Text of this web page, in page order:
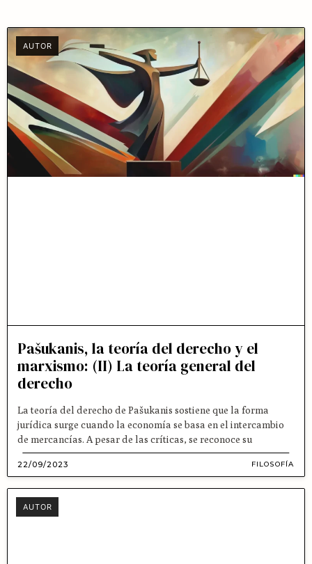
AUTOR
FILOSOFÍA
Pašukanis, la teoría del derecho y el
marxismo: (II) La teoría general del
derecho
La teoría del derecho de Pašukanis sostiene que la forma
jurídica surge cuando la economía se basa en el intercambio
de mercancías. A pesar de las críticas, se reconoce su
22/09/2023
AUTOR